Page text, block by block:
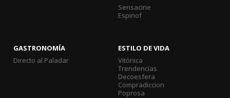
Sensacine
Espinof
GASTRONOMÍA
Directo al Paladar
ESTILO DE VIDA
Vitónica
Trendencias
Decoesfera
Compradiccion
Poprosa